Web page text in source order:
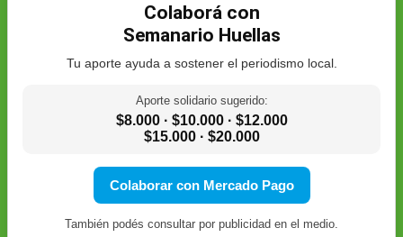
Colaborá con
Semanario Huellas
Tu aporte ayuda a sostener el periodismo local.
Aporte solidario sugerido:
$8.000 · $10.000 · $12.000
$15.000 · $20.000
Colaborar con Mercado Pago
También podés consultar por publicidad en el medio.